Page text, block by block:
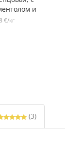
и
19 г х 2 шт.
€/кг
(3)